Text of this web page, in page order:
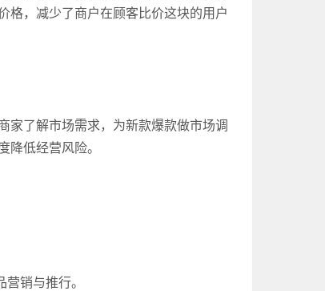
格，减少了商户在顾客比价这块的用户
家了解市场需求，为新款爆款做市场调
降低经营风险。
销与推行。